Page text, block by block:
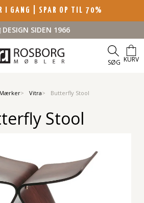
I GANG | SPAR OP TIL 70%
DESIGN SIDEN 1966
SØG KURV
Mærker Vitra Butterfly Stool
Stool